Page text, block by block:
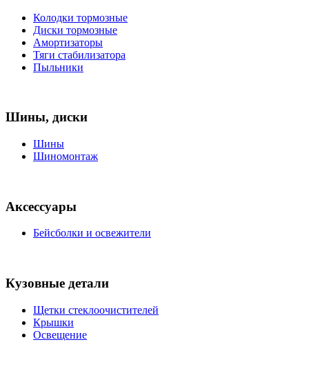
Колодки тормозные
Диски тормозные
Амортизаторы
Тяги стабилизатора
Пыльники
Шины, диски
Шины
Шиномонтаж
Аксессуары
Бейсболки и освежители
Кузовные детали
Щетки стеклоочистителей
Крышки
Освещение